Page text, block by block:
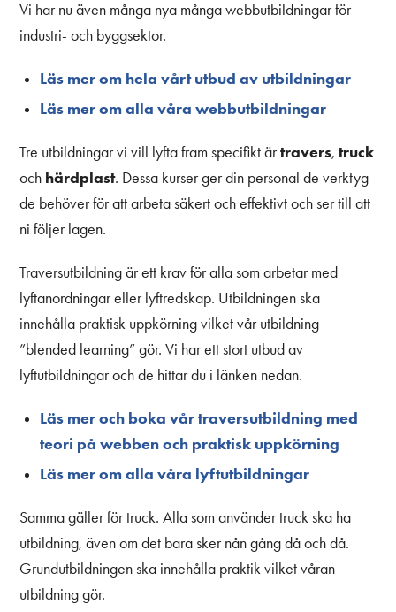
Vi har nu även många nya många webbutbildningar för
industri- och byggsektor.
Läs mer om hela vårt utbud av utbildningar
Läs mer om alla våra webbutbildningar
Tre utbildningar vi vill lyfta fram specifikt ärtravers,truck
och härdplast. Dessa kurser ger din personal de verktyg
de behöver för att arbeta säkert och effektivt och ser till att
ni följer lagen.
Traversutbildning är ett krav för alla som arbetar med
lyftanordningar eller lyftredskap. Utbildningen ska
innehålla praktisk uppkörning vilket vår utbildning
”blended learning” gör. Vi har ett stort utbud av
lyftutbildningar och de hittar du i länken nedan.
Läs mer och boka vår traversutbildning med
teori på webben och praktisk uppkörning
Läs mer om alla våra lyftutbildningar
Samma gäller för truck. Alla som använder truck ska ha
utbildning, även om det bara sker nån gång då och då.
Grundutbildningen ska innehålla praktik vilket våran
utbildning gör.